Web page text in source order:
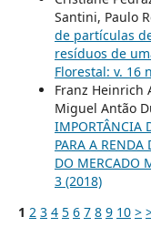
Santini, Paulo
de partículas
resíduos de
Florestal: v. 16
Franz Heinrich
Miguel Antão
IMPORTÂNCIA
PARA A RENDA
DO MERCADO
3 (2018)
1 2 3 4 5 6 7 8 9 10 >